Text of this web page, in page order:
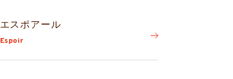
エスポアール
Espoir